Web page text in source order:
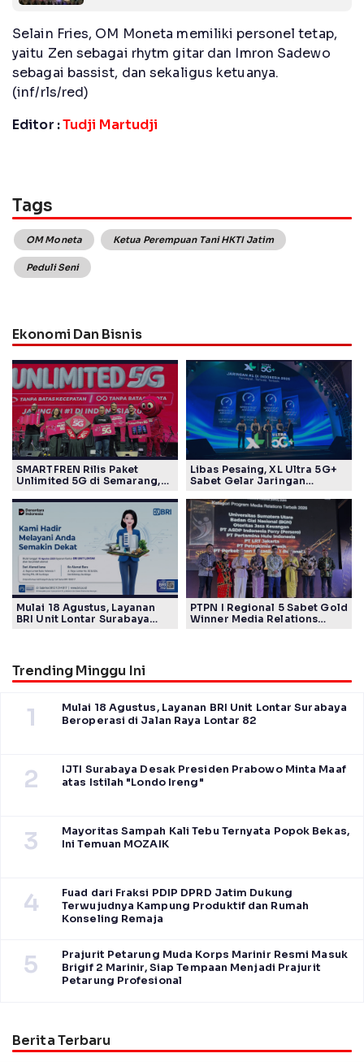
Selain Fries, OM Moneta memiliki personel tetap,
yaitu Zen sebagai rhytm gitar dan Imron Sadewo
sebagai bassist, dan sekaligus ketuanya.
(inf/rls/red)
Editor :Tudji Martudji
Tags
OM Moneta Ketua Perempuan Tani HKTI Jatim
Peduli Seni
Ekonomi Dan Bisnis
SMARTFREN Rilis Paket
Unlimited 5G di Semarang,
Libas Pesaing, XL Ultra 5G+
Sabet Gelar Jaringan
Mulai 18 Agustus, Layanan
BRI Unit Lontar Surabaya
PTPN I Regional 5 Sabet Gold
Winner Media Relations
Trending Minggu Ini
1
Mulai 18 Agustus, Layanan BRI Unit Lontar Surabaya
Beroperasi di Jalan Raya Lontar 82
2
IJTI Surabaya Desak Presiden Prabowo Minta Maaf
atas Istilah "Londo Ireng"
3
Mayoritas Sampah Kali Tebu Ternyata Popok Bekas,
Ini Temuan MOZAIK
4
Fuad dari Fraksi PDIP DPRD Jatim Dukung
Terwujudnya Kampung Produktif dan Rumah
Konseling Remaja
5
Prajurit Petarung Muda Korps Marinir Resmi Masuk
Brigif 2 Marinir, Siap Tempaan Menjadi Prajurit
Petarung Profesional
Berita Terbaru